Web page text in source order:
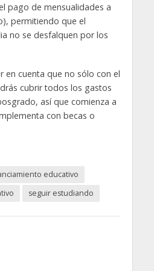
pago de mensualidades a
permitiendo que el
no se desfalquen por los
en cuenta que no sólo con el
cubrir todos los gastos
así que comienza a
con becas o
educativo
seguir estudiando